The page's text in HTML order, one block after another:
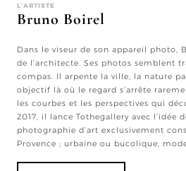
L’ARTISTE
Bruno Boirel
Dans le viseur de son appareil photo,
de l’architecte. Ses photos semblent
compas. Il arpente la ville, la nature
objectif là où le regard s’arrête
les courbes et les perspectives qui
2017, il lance Tothegallery avec l’idée
photographie d’art exclusivement
Provence ; urbaine ou bucolique,